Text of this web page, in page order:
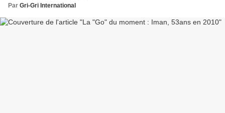
Par Gri-Gri International